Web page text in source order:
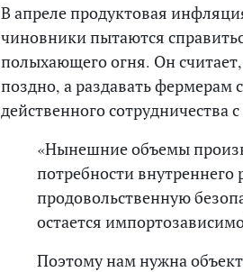
В апреле продуктовая
чиновники пытаются
полыхающего огня. Он
поздно, а раздавать фермерам
действенного сотрудничества
«Нынешние объемы
потребности
продовольственную
остается
Поэтому нам нужна